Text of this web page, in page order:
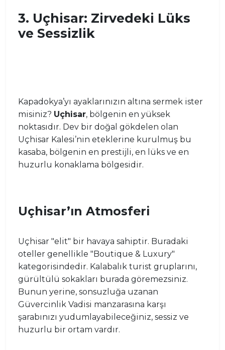
3. Uçhisar: Zirvedeki Lüks
ve Sessizlik
Kapadokya’yı ayaklarınızın altına sermek ister
misiniz? Uçhisar, bölgenin en yüksek
noktasıdır. Dev bir doğal gökdelen olan
Uçhisar Kalesi’nin eteklerine kurulmuş bu
kasaba, bölgenin en prestijli, en lüks ve en
huzurlu konaklama bölgesidir.
Uçhisar’ın Atmosferi
Uçhisar "elit" bir havaya sahiptir. Buradaki
oteller genellikle "Boutique & Luxury"
kategorisindedir. Kalabalık turist gruplarını,
gürültülü sokakları burada göremezsiniz.
Bunun yerine, sonsuzluğa uzanan
Güvercinlik Vadisi manzarasına karşı
şarabınızı yudumlayabileceğiniz, sessiz ve
huzurlu bir ortam vardır.